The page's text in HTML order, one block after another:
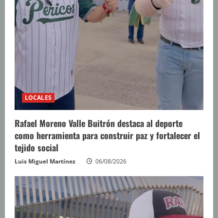
LOCALES
Rafael Moreno Valle Buitrón destaca al deporte
como herramienta para construir paz y fortalecer el
tejido social
Luis Miguel Martínez 06/08/2026